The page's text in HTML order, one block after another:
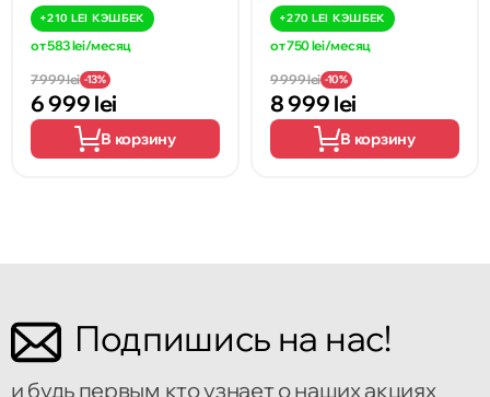
+210 LEI КЭШБЕК
от 583 lei/месяц
6 999 lei
7 999 lei -13%
В корзину
+270 LEI КЭШБЕК
от 750 lei/месяц
8 999 lei
9 999 lei -10%
В корзину
Подпишись на нас!
и будь первым кто узнает о наших акциях